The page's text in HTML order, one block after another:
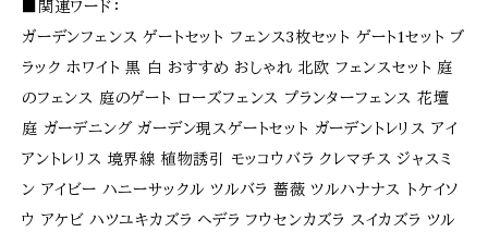
■関連ワード：
ガーデンフェンス ゲートセット フェンス3枚セット ゲート1セット ブ
ラック ホワイト 黒 白 おすすめ おしゃれ 北欧 フェンスセット 庭
のフェンス 庭のゲート ローズフェンス プランターフェンス 花壇
庭 ガーデニング ガーデン現スゲートセット ガーデントレリス アイ
アントレリス 境界線 植物誘引 モッコウバラ クレマチス ジャスミ
ン アイビー ハニーサックル ツルバラ 薔薇 ツルハナナス トケイソ
ウ アケビ ハツユキカズラ ヘデラ フウセンカズラ スイカズラ ツル